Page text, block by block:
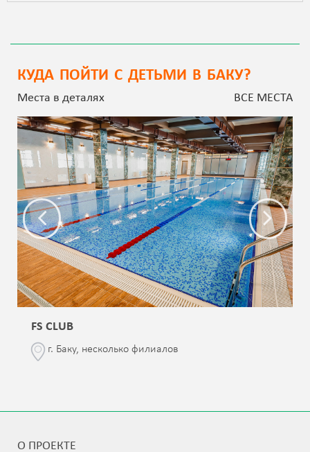
КУДА ПОЙТИ С ДЕТЬМИ В БАКУ?
Места в деталях ВСЕ МЕСТА
FS CLUB
г. Баку, несколько филиалов
О ПРОЕКТЕ